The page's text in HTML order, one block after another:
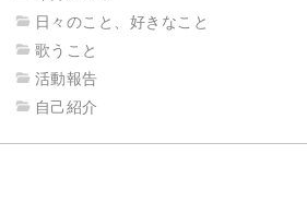
日々のこと、好きなこと
歌うこと
活動報告
自己紹介